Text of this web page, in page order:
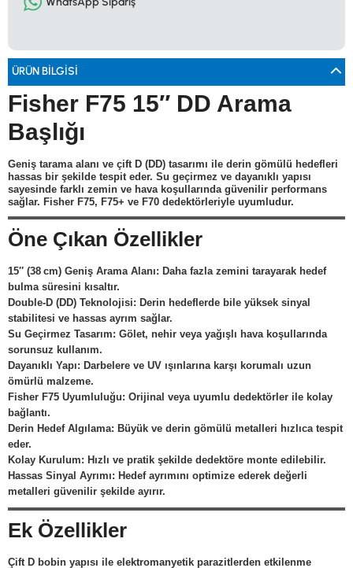
0533 061 73 68 0533 206 6086
ÜRÜN BILGISI
Fisher F75 15″ DD Arama
Başlığı
Geniş tarama alanı ve çift D (DD) tasarımı ile derin gömülü hedefleri
hassas bir şekilde tespit eder. Su geçirmez ve dayanıklı yapısı
sayesinde farklı zemin ve hava koşullarında güvenilir performans
sağlar. Fisher F75, F75+ ve F70 dedektörleriyle uyumludur.
Öne Çıkan Özellikler
15″ (38 cm) Geniş Arama Alanı: Daha fazla zemini tarayarak hedef
bulma süresini kısaltır.
Double-D (DD) Teknolojisi: Derin hedeflerde bile yüksek sinyal
stabilitesi ve hassas ayrım sağlar.
Su Geçirmez Tasarım: Gölet, nehir veya yağışlı hava koşullarında
sorunsuz kullanım.
Dayanıklı Yapı: Darbelere ve UV ışınlarına karşı korumalı uzun
ömürlü malzeme.
Fisher F75 Uyumluluğu: Orijinal veya uyumlu dedektörler ile kolay
bağlantı.
Derin Hedef Algılama: Büyük ve derin gömülü metalleri hızlıca tespit
eder.
Kolay Kurulum: Hızlı ve pratik şekilde dedektöre monte edilebilir.
Hassas Sinyal Ayrımı: Hedef ayrımını optimize ederek değerli
metalleri güvenilir şekilde ayırır.
Ek Özellikler
Çift D bobin yapısı ile elektromanyetik parazitlerden etkilenme